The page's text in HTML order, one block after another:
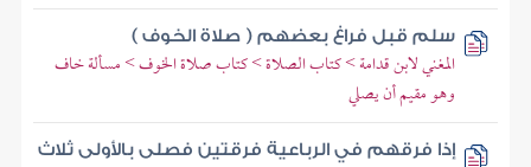
سلم قبل فراغ بعضهم ( صلاة الخوف )
المغني لابن قدامة > كتاب الصلاة > كتاب صلاة الخوف > مسألة خاف
وهو مقيم أن يصلي
إذا فرقهم في الرباعية فرقتين فصلى بالأولى ثلاث